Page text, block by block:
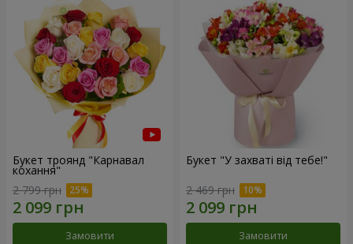
Букет троянд "Карнавал
кохання"
2 799 грн
Замовити
Букет "У захваті від тебе!"
2 469 грн
Замовити